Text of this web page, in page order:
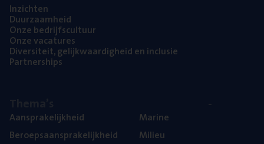
Inzich­ten
Duur­zaam­heid
Onze bedrijfs­cul­tuur
Onze vaca­tu­res
Diver­si­teit, gelijk­waar­dig­heid en inclusie
Part­ner­ships
Aan­spra­ke­lijk­heid
Beroeps­aan­spra­ke­lijk­heid
Mari­ne
Mili­eu